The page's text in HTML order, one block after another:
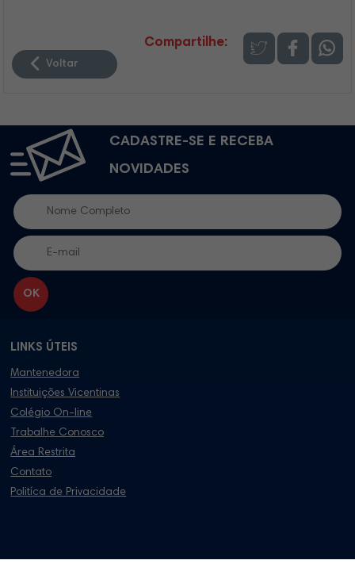
Voltar
Compartilhe:
CADASTRE-SE E RECEBA
NOVIDADES
LINKS ÚTEIS
Mantenedora
Instituições Vicentinas
Colégio On-line
Trabalhe Conosco
Área Restrita
Contato
Politíca de Privacidade